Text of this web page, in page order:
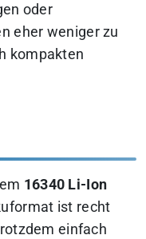
oder
eher weniger zu
kompakten
16340 Li-Ion
ist recht
einfach